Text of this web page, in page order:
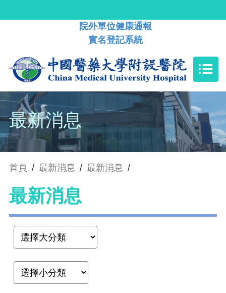
院外單位健康通報
實名登記系統
最新消息
首頁 / 最新消息 / 最新消息 /
最新消息